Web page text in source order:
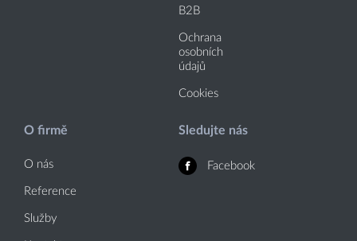
B2B
Ochrana
osobních
údajů
Cookies
O firmě
O nás
Reference
Služby
Sledujte nás
Facebook